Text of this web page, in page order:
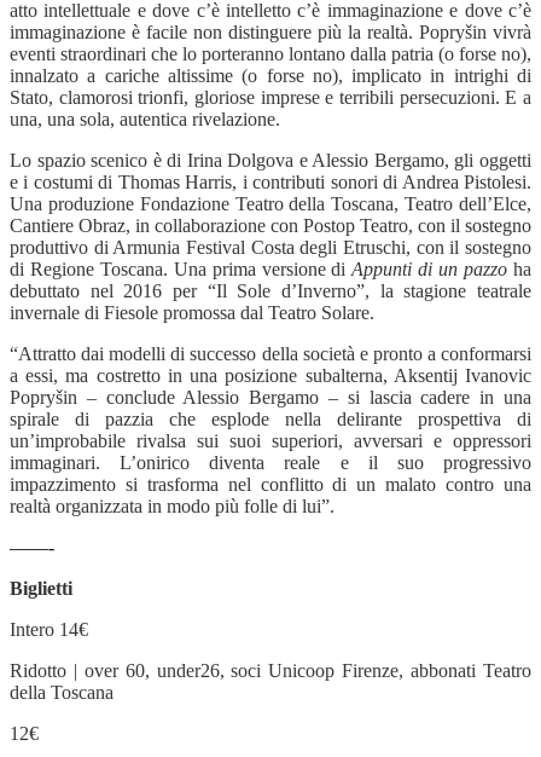
atto intellettuale e dove c’è intelletto c’è immaginazione e dove c’è
immaginazione è facile non distinguere più la realtà. Popryšin vivrà
eventi straordinari che lo porteranno lontano dalla patria (o forse no),
innalzato a cariche altissime (o forse no), implicato in intrighi di
Stato, clamorosi trionfi, gloriose imprese e terribili persecuzioni. E a
una, una sola, autentica rivelazione.
Lo spazio scenico è di Irina Dolgova e Alessio Bergamo, gli oggetti
e i costumi di Thomas Harris, i contributi sonori di Andrea Pistolesi.
Una produzione Fondazione Teatro della Toscana, Teatro dell’Elce,
Cantiere Obraz, in collaborazione con Postop Teatro, con il sostegno
produttivo di Armunia Festival Costa degli Etruschi, con il sostegno
di Regione Toscana. Una prima versione diAppunti di un pazzo ha
debuttato nel 2016 per “Il Sole d’Inverno”, la stagione teatrale
invernale di Fiesole promossa dal Teatro Solare.
“Attratto dai modelli di successo della società e pronto a conformarsi
a essi, ma costretto in una posizione subalterna, Aksentij Ivanovic
Popryšin – conclude Alessio Bergamo – si lascia cadere in una
spirale di pazzia che esplode nella delirante prospettiva di
un’improbabile rivalsa sui suoi superiori, avversari e oppressori
immaginari. L’onirico diventa reale e il suo progressivo
impazzimento si trasforma nel conflitto di un malato contro una
realtà organizzata in modo più folle di lui”.
——-
Biglietti
Intero 14€
Ridotto | over 60, under26, soci Unicoop Firenze, abbonati Teatro
della Toscana
12€